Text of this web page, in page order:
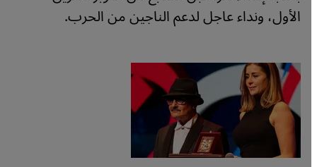
الأول، ونداء عاجل لدعم الناجين من الحرب.